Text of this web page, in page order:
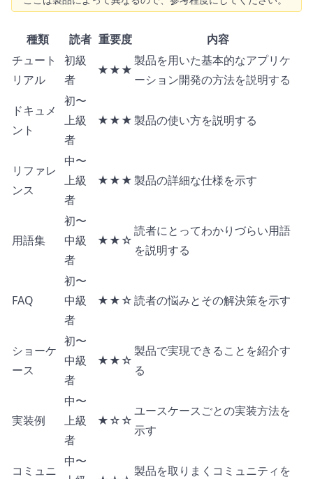
種類 読者 重要度
内容
チュート
リアル
初級
者
★★★
製品を用いた基本的なアプリケ
ーション開発の方法を説明する
ドキュメ
ント
初〜
上級
者
★★★製品の使い方を説明する
リファレ
ンス
中〜
上級
者
★★★製品の詳細な仕様を示す
用語集
初〜
中級
者
★★☆
読者にとってわかりづらい用語
を説明する
FAQ
初〜
中級
者
★★☆読者の悩みとその解決策を示す
ショーケ
ース
初〜
中級
者
★★☆
製品で実現できることを紹介す
る
実装例
中〜
上級
者
★☆☆
ユースケースごとの実装方法を
示す
コミュニ
中〜
製品を取りまくコミュニティを